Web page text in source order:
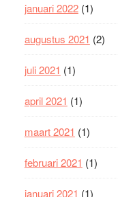
januari 2022(1)
augustus 2021 (2)
juli 2021 (1)
april 2021 (1)
maart 2021 (1)
februari 2021 (1)
januari 2021 (1)